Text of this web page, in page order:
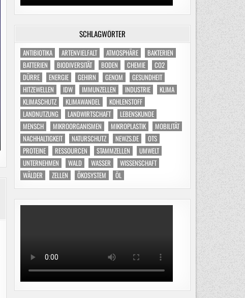
SCHLAGWÖRTER
ANTIBIOTIKA ARTENVIELFALT ATMOSPHÄRE
BAKTERIEN
BATTERIEN
BIODIVERSITÄT BODEN CHEMIE
CO2
DÜRRE
ENERGIE GEHIRN GENOM
GESUNDHEIT
HITZEWELLEN
IDW IMMUNZELLEN INDUSTRIE
KLIMA
KLIMASCHUTZ
KLIMAWANDEL
KOHLENSTOFF
LANDNUTZUNG
LANDWIRTSCHAFT
LEBENSKUNDE
MENSCH
MIKROORGANISMEN MIKROPLASTIK
MOBILITÄT
NACHHALTIGKEIT
NATURSCHUTZ NEWZS.DE
OTS
PROTEINE
RESSOURCEN STAMMZELLEN
UMWELT
UNTERNEHMEN
WALD WASSER
WISSENSCHAFT
WÄLDER
ZELLEN ÖKOSYSTEM ÖL